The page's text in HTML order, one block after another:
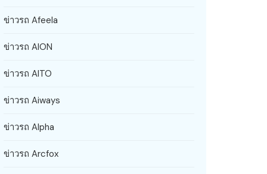
ข่าวรถ Afeela
ข่าวรถ AION
ข่าวรถ AITO
ข่าวรถ Aiways
ข่าวรถ Alpha
ข่าวรถ Arcfox